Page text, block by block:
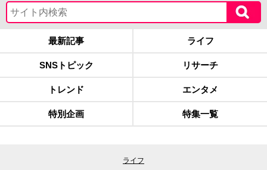
最新記事 ライフ
SNSトピック リサーチ
トレンド エンタメ
特別企画 特集一覧
ライフ